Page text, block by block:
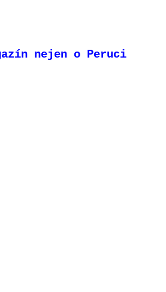
nejen o Peruci